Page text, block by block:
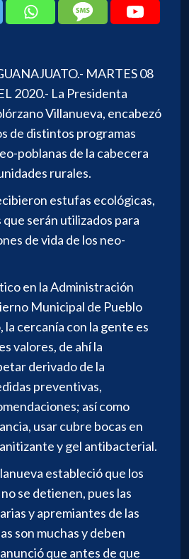
MARTES 08
2020.- La Presidenta
Villanueva, encabezó
de distintos programas
poblanas de la cabecera
rurales.
estufas ecológicas,
serán utilizados para
de vida de los neo-
en la Administración
Municipal de Pueblo
la cercanía con la gente es
valores, de ahí la
derivado de la
preventivas,
así como
usar cubre bocas en
y gel antibacterial.
estableció que los
se detienen, pues las
y apremiantes de las
son muchas y deben
que antes de que